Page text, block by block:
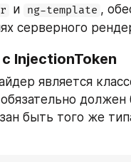
и ng-template ,
серверного
InjectionToken
является
быть того же